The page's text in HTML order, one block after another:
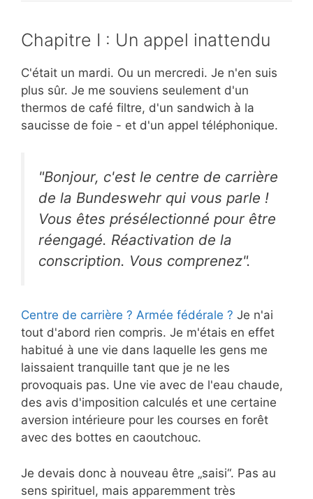
Chapitre I : Un appel inattendu
C'était un mardi. Ou un mercredi. Je n'en suis
plus sûr. Je me souviens seulement d'un
thermos de café filtre, d'un sandwich à la
saucisse de foie - et d'un appel téléphonique.
"Bonjour, c'est le centre de carrière
de la Bundeswehr qui vous parle !
Vous êtes présélectionné pour être
réengagé. Réactivation de la
conscription. Vous comprenez".
Centre de carrière ? Armée fédérale ? Je n'ai
tout d'abord rien compris. Je m'étais en effet
habitué à une vie dans laquelle les gens me
laissaient tranquille tant que je ne les
provoquais pas. Une vie avec de l'eau chaude,
des avis d'imposition calculés et une certaine
aversion intérieure pour les courses en forêt
avec des bottes en caoutchouc.
Je devais donc à nouveau être „saisi“. Pas au
sens spirituel, mais apparemment très